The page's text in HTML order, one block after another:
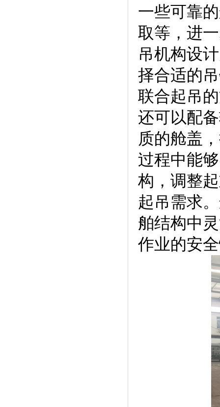
一些可靠
取等，进
吊机构设
择合适的
联合起吊
还可以配
质的舱盖
过程中能
构，调整
起吊需求
舶结构中
作业的安